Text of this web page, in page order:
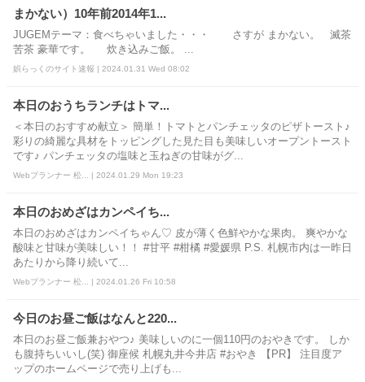
まかない）10年前2014年1...
JUGEMテーマ：食べちゃいました・・・ さすが まかない。 滅茶
苦茶 豪華です。 炊き込みご飯。 ...
娯らっくのサイト速報 | 2024.01.31 Wed 08:02
本日のおうちランチはトマ...
＜本日のおすすめ献立＞ 簡単！トマトとパンチェッタのピザトースト♪
彩りの綺麗な具材をトッピングした見た目も美味しいオープントースト
です♪ パンチェッタの塩味と玉ねぎの甘味がグ...
Webプランナー 松... | 2024.01.29 Mon 19:23
本日のおめざはカンペイち...
本日のおめざはカンペイちゃん♡ 皮が薄く色鮮やかな果肉。 爽やかな
酸味と甘味が美味しい！！ #甘平 #柑橘 #愛媛県 P.S. 札幌市内は一昨日
あたりから降り続いて...
Webプランナー 松... | 2024.01.26 Fri 10:58
今日のお昼ご飯はなんと220...
本日のお昼ご飯兼おやつ♪ 美味しいのに一個110円のおやきです。 しか
も腹持ちいいし(笑) 御座候 札幌丸井今井店 #おやき 【PR】 注目度ア
ップのホームページで売り上げも...